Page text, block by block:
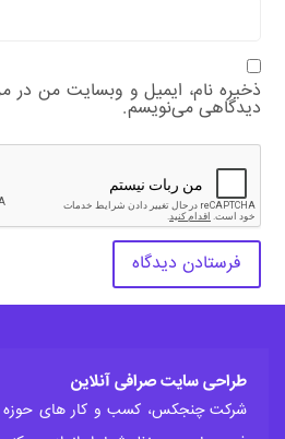
ذخیره نام، ایمیل و وبسایت من در
دیدگاهی می‌نویسم.
طراحی سایت صرافی آنلاین
شرکت چنجکس، کسب و کار های حوزه ارز